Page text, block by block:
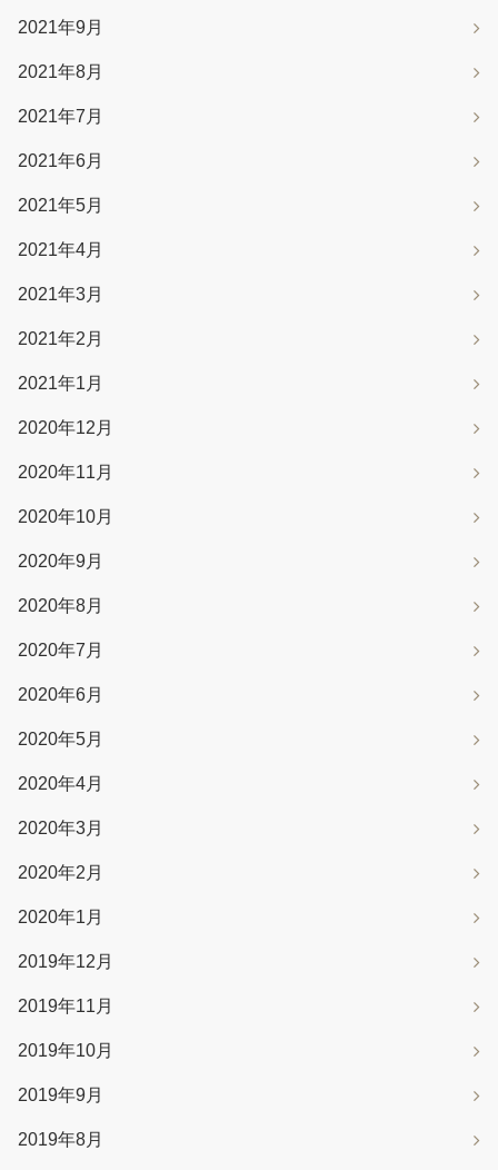
2021年9月
2021年8月
2021年7月
2021年6月
2021年5月
2021年4月
2021年3月
2021年2月
2021年1月
2020年12月
2020年11月
2020年10月
2020年9月
2020年8月
2020年7月
2020年6月
2020年5月
2020年4月
2020年3月
2020年2月
2020年1月
2019年12月
2019年11月
2019年10月
2019年9月
2019年8月